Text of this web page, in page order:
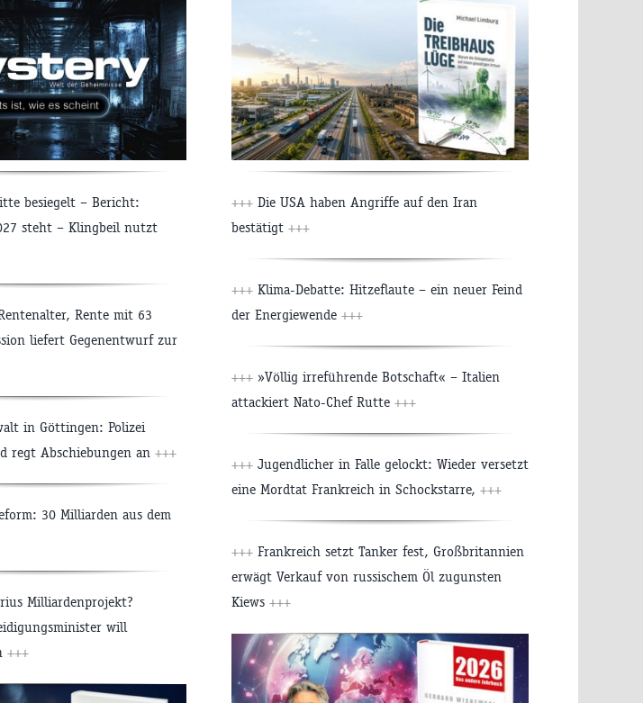
besiegelt – Bericht:
steht – Klingbeil nutzt
Rente mit 63
liefert Gegenentwurf zur
in Göttingen: Polizei
regt Abschiebungen an +++
30 Milliarden aus dem
Milliardenprojekt?
will
+++
+++ Die USA haben Angriffe auf den Iran
bestätigt +++
+++ Klima-Debatte: Hitzeflaute – ein neuer Feind
der Energiewende +++
+++ »Völlig irreführende Botschaft« – Italien
attackiert Nato-Chef Rutte +++
+++ Jugendlicher in Falle gelockt: Wieder versetzt
eine Mordtat Frankreich in Schockstarre, +++
+++ Frankreich setzt Tanker fest, Großbritannien
erwägt Verkauf von russischem Öl zugunsten
Kiews +++